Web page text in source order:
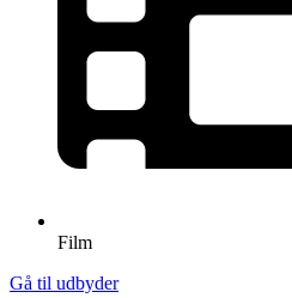
Film
Gå til udbyder